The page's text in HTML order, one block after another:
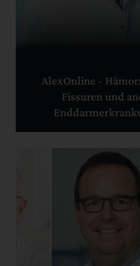
AlexOnline -
Fissuren und